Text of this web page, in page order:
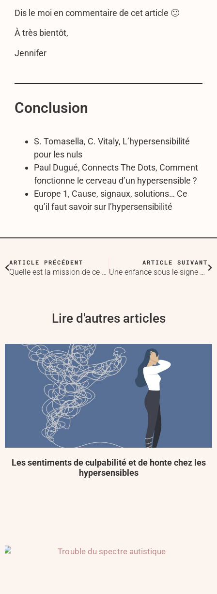
Dis le moi en commentaire de cet article 🙂
À très bientôt,
Jennifer
Conclusion
S. Tomasella, C. Vitaly, L’hypersensibilité
pour les nuls
Paul Dugué, Connects The Dots, Comment
fonctionne le cerveau d’un hypersensible ?
Europe 1, Cause, signaux, solutions… Ce
qu’il faut savoir sur l’hypersensibilité
ARTICLE PRÉCÉDENT
Quelle est la mission de ce blog ?
ARTICLE SUIVANT
Une enfance sous le signe de l’hypersensibilité
Lire d'autres articles
Les sentiments de culpabilité et de honte chez les
hypersensibles